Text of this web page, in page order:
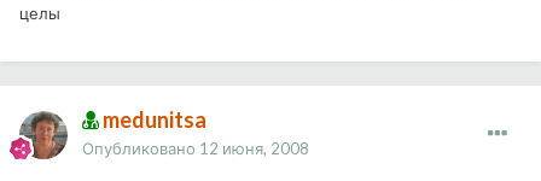
целы
medunitsa
Опубликовано 12 июня, 2008